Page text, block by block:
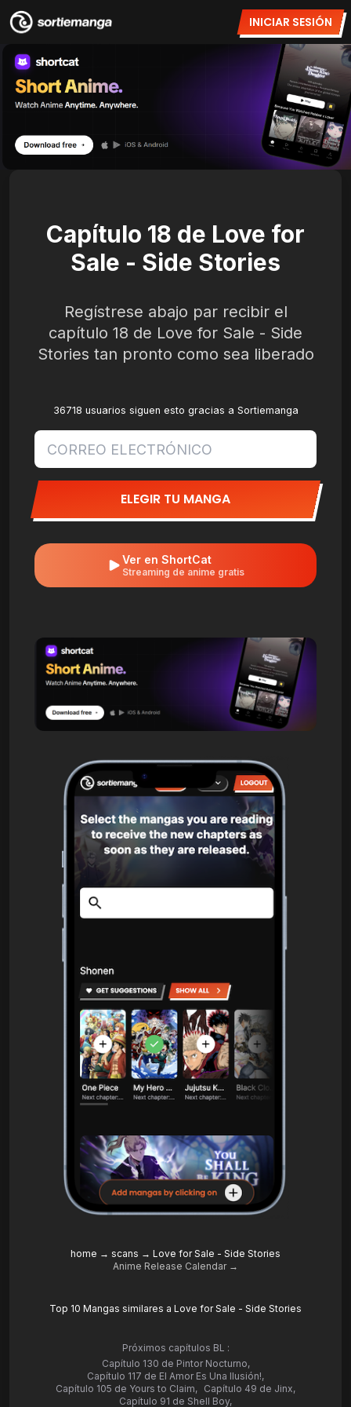
INICIAR SESIÓN
Capítulo 18 de Love for
Sale - Side Stories
Regístrese abajo par recibir el
capítulo 18 de Love for Sale - Side
Stories tan pronto como sea liberado
36718 usuarios siguen esto gracias a Sortiemanga
ELEGIR TU MANGA
Ver en ShortCat
Streaming de anime gratis
home → scans → Love for Sale - Side Stories
Anime Release Calendar →
Top 10 Mangas similares a Love for Sale - Side Stories
Próximos capítulos BL :
Capítulo 130 de Pintor Nocturno,
Capítulo 117 de El Amor Es Una Ilusión!,
Capítulo 105 de Yours to Claim, Capítulo 49 de Jinx,
Capítulo 91 de Shell Boy,